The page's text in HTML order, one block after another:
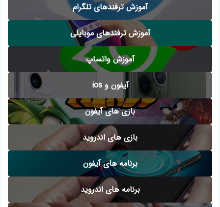
آموزش ترفندهای تلگرام
آموزش ترفندهای موبایلی
آموزش واتساپ
آیفون و ios
بازی های آیفون
بازی های اندروید
برنامه های آیفون
برنامه های اندروید